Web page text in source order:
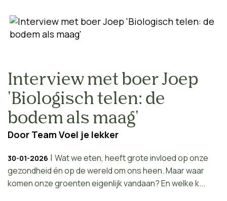
Interview met boer Joep
'Biologisch telen: de
bodem als maag'
Door Team Voel je lekker
30-01-2026 | Wat we eten, heeft grote invloed op onze
gezondheid én op de wereld om ons heen. Maar waar
komen onze groenten eigenlijk vandaan? En welke k...